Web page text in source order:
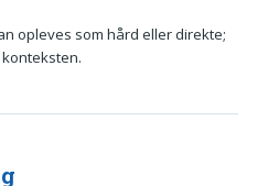
opleves som hård eller direkte;